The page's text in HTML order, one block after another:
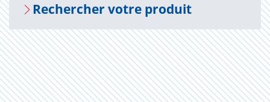
Recher­cher votre pro­duit